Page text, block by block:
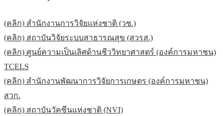
(คลิก) สำนักงานการวิจัยแห่งชาติ (วช.)​
(คลิก) สถาบันวิจัยระบบสาธารณสุข (สวรส.)​
(คลิก) ศูนย์ความเป็นเลิศด้านชีววิทยาศาสตร์ (องค์การมหาชน)
TCELS
(คลิก) สำนักงานพัฒนาการวิจัยการเกษตร (องค์การมหาชน)
สวก.
(คลิก) สถาบันวัคซีนแห่งชาติ (NVI)